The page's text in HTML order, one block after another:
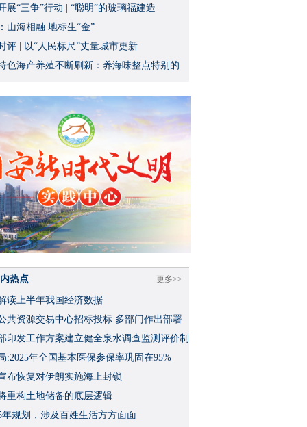
展“三争”行动 | “聪明”的玻璃福建造
山海相融 地标生“金”
评 | 以“人民标尺”丈量城市更新
色海产养殖不断刷新：养海味整点特别的
更多>>
热点
读上半年我国经济数据
共资源交易中心招标投标 多部门作出部署
印发工作方案建立健全泉水调查监测评价制
:2025年全国基本医保参保率巩固在95%
布恢复对伊朗实施海上封锁
重构土地储备的底层逻辑
年规划，涉及百姓生活方方面面